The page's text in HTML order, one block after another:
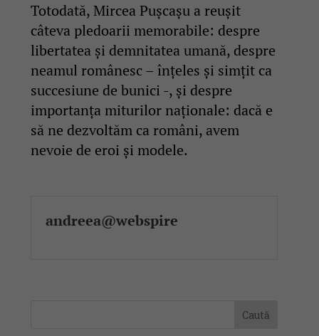
Totodată, Mircea Pușcașu a reușit
câteva pledoarii memorabile: despre
libertatea și demnitatea umană, despre
neamul românesc – înțeles și simțit ca
succesiune de bunici -, și despre
importanța miturilor naționale: dacă e
să ne dezvoltăm ca români, avem
nevoie de eroi și modele.
andreea@webspire